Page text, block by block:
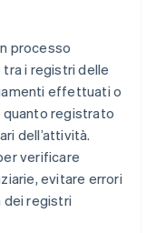
processo
i registri delle
effettuati o
quanto registrato
dell’attività.
verificare
evitare errori
dei registri